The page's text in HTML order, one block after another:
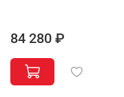
84 280 ₽